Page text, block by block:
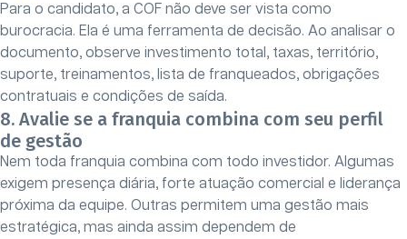
Para o candidato, a COF não deve ser vista como
burocracia. Ela é uma ferramenta de decisão. Ao analisar o
documento, observe investimento total, taxas, território,
suporte, treinamentos, lista de franqueados, obrigações
contratuais e condições de saída.
8. Avalie se a franquia combina com seu perfil
de gestão
Nem toda franquia combina com todo investidor. Algumas
exigem presença diária, forte atuação comercial e liderança
próxima da equipe. Outras permitem uma gestão mais
estratégica, mas ainda assim dependem de